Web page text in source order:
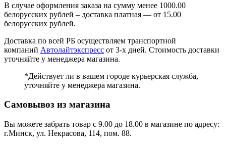
В случае оформления заказа на сумму менее 1000.00
белорусских рублей – доставка платная — от 15.00
белорусских рублей.
Доставка по всей РБ осуществляем транспортной
компаний Автолайтэкспресс от 3-х дней. Стоимость доставки
уточняйте у менеджера магазина.
*Действует ли в вашем городе курьерская служба,
уточняйте у менеджера магазина.
Самовывоз из магазина
Вы можете забрать товар с 9.00 до 18.00 в магазине по адресу:
г.Минск, ул. Некрасова, 114, пом. 88.